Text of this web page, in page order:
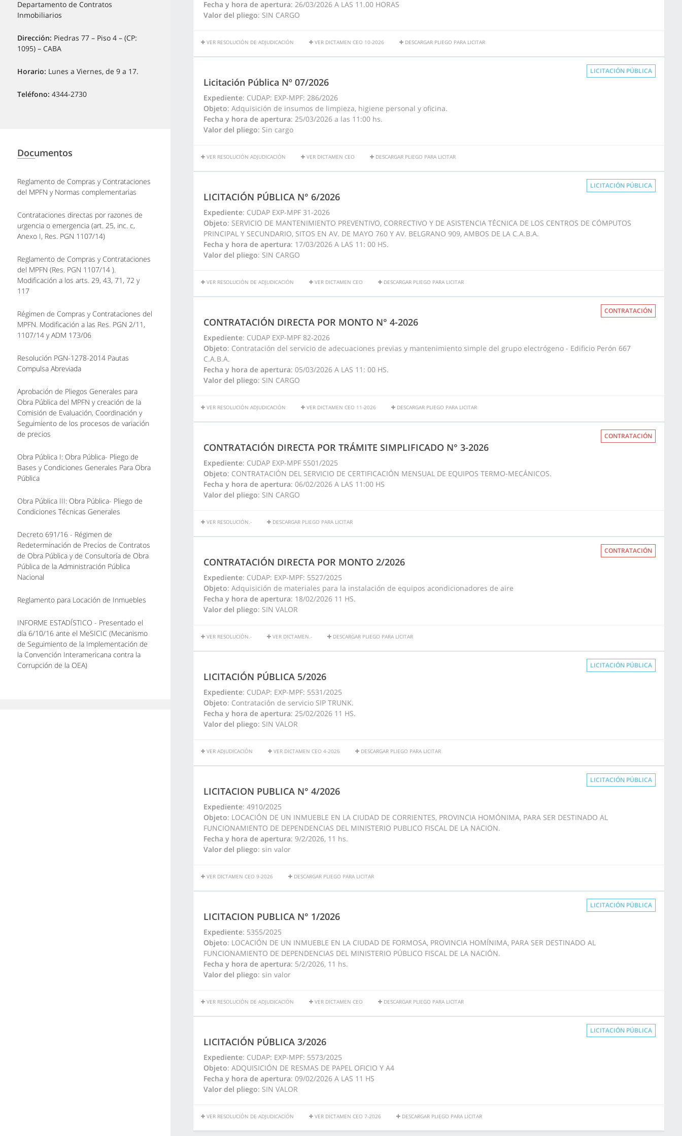
Departamento de Contratos
Inmobiliarios
Dirección: Piedras 77 – Piso 4 – (CP:
1095) – CABA
Horario: Lunes a Viernes, de 9 a 17.
Teléfono: 4344-2730
Documentos
Reglamento de Compras y Contrataciones
del MPFN y Normas complementarias
Contrataciones directas por razones de
urgencia o emergencia (art. 25, inc. c,
Anexo I, Res. PGN 1107/14)
Reglamento de Compras y Contrataciones
del MPFN (Res. PGN 1107/14 ).
Modificación a los arts. 29, 43, 71, 72 y
117
Régimen de Compras y Contrataciones del
MPFN. Modificación a las Res. PGN 2/11,
1107/14 y ADM 173/06
Resolución PGN-1278-2014 Pautas
Compulsa Abreviada
Aprobación de Pliegos Generales para
Obra Pública del MPFN y creación de la
Comisión de Evaluación, Coordinación y
Seguimiento de los procesos de variación
de precios
Obra Pública I: Obra Pública- Pliego de
Bases y Condiciones Generales Para Obra
Pública
Obra Pública III: Obra Pública- Pliego de
Condiciones Técnicas Generales
Decreto 691/16 - Régimen de
Redeterminación de Precios de Contratos
de Obra Pública y de Consultoría de Obra
Pública de la Administración Pública
Nacional
Reglamento para Locación de Inmuebles
INFORME ESTADÍSTICO - Presentado el
día 6/10/16 ante el MeSICIC (Mecanismo
de Seguimiento de la Implementación de
la Convención Interamericana contra la
Corrupción de la OEA)
Fecha y hora de apertura: 26/03/2026 A LAS 11.00 HORAS
Valor del pliego: SIN CARGO
VER RESOLUCIÓN DE ADJUDICACIÓN VER DICTAMEN CEO 10-2026 DESCARGAR PLIEGO PARA LICITAR
LICITACIÓN PÚBLICA
Licitación Pública Nº 07/2026
Expediente: CUDAP: EXP-MPF: 286/2026
Objeto: Adquisición de insumos de limpieza, higiene personal y oficina.
Fecha y hora de apertura: 25/03/2026 a las 11:00 hs.
Valor del pliego: Sin cargo
VER RESOLUCIÓN ADJUDICACIÓN VER DICTAMEN CEO DESCARGAR PLIEGO PARA LICITAR
LICITACIÓN PÚBLICA
LICITACIÓN PÚBLICA N° 6/2026
Expediente: CUDAP EXP-MPF 31-2026
Objeto: SERVICIO DE MANTENIMIENTO PREVENTIVO, CORRECTIVO Y DE ASISTENCIA TÉCNICA DE LOS CENTROS DE CÓMPUTOS
PRINCIPAL Y SECUNDARIO, SITOS EN AV. DE MAYO 760 Y AV. BELGRANO 909, AMBOS DE LA C.A.B.A.
Fecha y hora de apertura: 17/03/2026 A LAS 11: 00 HS.
Valor del pliego: SIN CARGO
VER RESOLUCIÓN DE ADJUDICACIÓN VER DICTAMEN CEO DESCARGAR PLIEGO PARA LICITAR
CONTRATACIÓN
CONTRATACIÓN DIRECTA POR MONTO N° 4-2026
Expediente: CUDAP EXP-MPF 82-2026
Objeto: Contratación del servicio de adecuaciones previas y mantenimiento simple del grupo electrógeno - Edificio Perón 667
C.A.B.A.
Fecha y hora de apertura: 05/03/2026 A LAS 11: 00 HS.
Valor del pliego: SIN CARGO
VER RESOLUCIÓN ADJUDICACIÓN VER DICTAMEN CEO 11-2026 DESCARGAR PLIEGO PARA LICITAR
CONTRATACIÓN
CONTRATACIÓN DIRECTA POR TRÁMITE SIMPLIFICADO N° 3-2026
Expediente: CUDAP EXP-MPF 5501/2025
Objeto: CONTRATACIÓN DEL SERVICIO DE CERTIFICACIÓN MENSUAL DE EQUIPOS TERMO-MECÁNICOS.
Fecha y hora de apertura: 06/02/2026 A LAS 11:00 HS
Valor del pliego: SIN CARGO
VER RESOLUCIÓN.- DESCARGAR PLIEGO PARA LICITAR
CONTRATACIÓN
CONTRATACIÓN DIRECTA POR MONTO 2/2026
Expediente: CUDAP: EXP-MPF: 5527/2025
Objeto: Adquisición de materiales para la instalación de equipos acondicionadores de aire
Fecha y hora de apertura: 18/02/2026 11 HS.
Valor del pliego: SIN VALOR
VER RESOLUCIÓN.- VER DICTAMEN.- DESCARGAR PLIEGO PARA LICITAR
LICITACIÓN PÚBLICA
LICITACIÓN PÚBLICA 5/2026
Expediente: CUDAP: EXP-MPF: 5531/2025
Objeto: Contratación de servicio SIP TRUNK.
Fecha y hora de apertura: 25/02/2026 11 HS.
Valor del pliego: SIN VALOR
VER ADJUDICACIÓN VER DICTAMEN CEO 4-2026 DESCARGAR PLIEGO PARA LICITAR
LICITACIÓN PÚBLICA
LICITACION PUBLICA N° 4/2026
Expediente: 4910/2025
Objeto: LOCACIÓN DE UN INMUEBLE EN LA CIUDAD DE CORRIENTES, PROVINCIA HOMÓNIMA, PARA SER DESTINADO AL
FUNCIONAMIENTO DE DEPENDENCIAS DEL MINISTERIO PUBLICO FISCAL DE LA NACION.
Fecha y hora de apertura: 9/2/2026, 11 hs.
Valor del pliego: sin valor
VER DICTAMEN CEO 9-2026 DESCARGAR PLIEGO PARA LICITAR
LICITACIÓN PÚBLICA
LICITACION PUBLICA N° 1/2026
Expediente: 5355/2025
Objeto: LOCACIÓN DE UN INMUEBLE EN LA CIUDAD DE FORMOSA, PROVINCIA HOMÍNIMA, PARA SER DESTINADO AL
FUNCIONAMIENTO DE DEPENDENCIAS DEL MINISTERIO PÚBLICO FISCAL DE LA NACIÓN.
Fecha y hora de apertura: 5/2/2026, 11 hs.
Valor del pliego: sin valor
VER RESOLUCIÓN DE ADJUDICACIÓN VER DICTAMEN CEO DESCARGAR PLIEGO PARA LICITAR
LICITACIÓN PÚBLICA
LICITACIÓN PÚBLICA 3/2026
Expediente: CUDAP: EXP-MPF: 5573/2025
Objeto: ADQUISICIÓN DE RESMAS DE PAPEL OFICIO Y A4
Fecha y hora de apertura: 09/02/2026 A LAS 11 HS
Valor del pliego: SIN VALOR
VER RESOLUCIÓN DE ADJUDICACIÓN VER DICTAMEN CEO 7-2026 DESCARGAR PLIEGO PARA LICITAR